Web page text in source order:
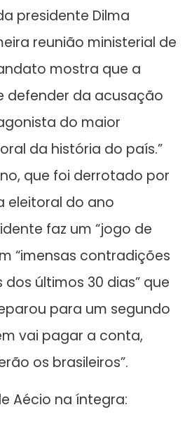
presidente Dilma
reunião ministerial de
mostra que a
defender da acusação
do maior
da história do país.”
que foi derrotado por
eleitoral do ano
faz um “jogo de
“imensas contradições
últimos 30 dias” que
para um segundo
vai pagar a conta,
os brasileiros”.
Aécio na íntegra: